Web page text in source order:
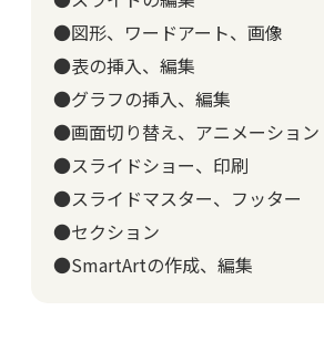
●図形、ワードアート、画像
●表の挿入、編集
●グラフの挿入、編集
●画面切り替え、アニメーション
●スライドショー、印刷
●スライドマスター、フッター
●セクション
●SmartArtの作成、編集